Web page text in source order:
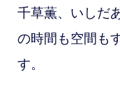
千草薫、いしだ
の時間も空間も
す。